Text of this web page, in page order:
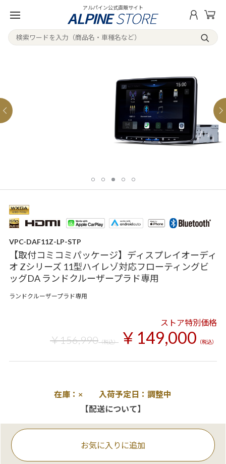
アルパイン公式直販サイト
VPC-DAF11Z-LP-STP
【取付コミコミパッケージ】ディスプレイオーディ
オ Zシリーズ 11型ハイレゾ対応フローティングビ
ッグDA ランドクルーザープラド専用
ランドクルーザープラド専用
ストア特別価格
￥156,990（税込） ￥149,000 （税込）
在庫：× 入荷予定日：調整中
【配送について】
お気に入りに追加